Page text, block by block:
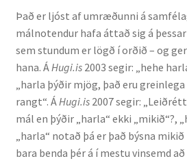
Orðalyklar og orðafar
Orðhlutafræði
Samtímasetningafræði
Söguleg setningafræði
Hljóð og hljóðkerfi
Það er ljóst af umræðunni á
málnotendur hafa áttað sig á
sem stundum er lögð í orðið – og
hana. Á Hugi.is 2003 segir: „hehe
„harla þýðir mjög, það eru
rangt“. Á Hugi.is 2007 segir:
mál en þýðir „harla“ ekki „mikið“?,
„harla“ notað þá er það býsna
bara benda þér á í mestu vinsemd